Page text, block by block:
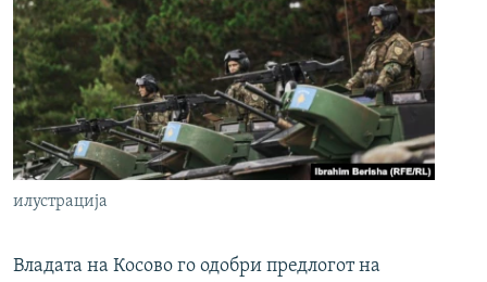
илустрација
Владата на Косово го одобри предлогот на